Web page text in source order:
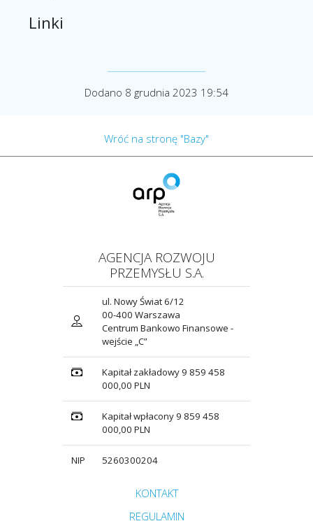
Linki
Dodano 8 grudnia 2023 19:54
Wróć na stronę "Bazy"
AGENCJA ROZWOJU
PRZEMYSŁU S.A.
ul. Nowy Świat 6/12
00-400 Warszawa
Centrum Bankowo Finansowe -
wejście „C”
Kapitał zakładowy 9 859 458
000,00 PLN
Kapitał wpłacony 9 859 458
000,00 PLN
NIP 5260300204
Przejdź do strony głównej do sekcji
KONTAKT
Zobacz
REGULAMIN